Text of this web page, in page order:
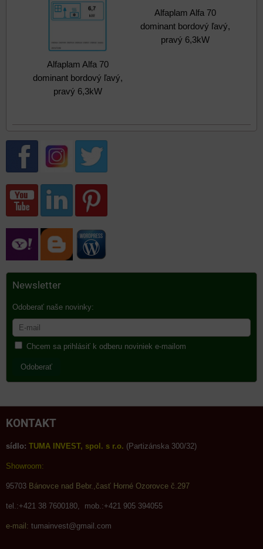
Alfaplam Alfa 70
dominant bordový ľavý,
pravý 6,3kW
Alfaplam Alfa 70
dominant bordový ľavý,
pravý 6,3kW
Newsletter
Odoberať naše novinky:
Chcem sa prihlásiť k odberu noviniek e-mailom
Odoberať
KONTAKT
sídlo: TUMA INVEST, spol. s r.o. (Partizánska 300/32)
Showroom:
95703 Bánovce nad Bebr.,časť Horné Ozorovce č.297
tel.:+421 38 7600180, mob.:+421 905 394055
e-mail: tumainvest@gmail.com